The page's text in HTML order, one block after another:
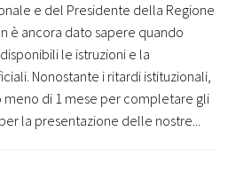
e del Presidente della Regione
è ancora dato sapere quando
le istruzioni e la
Nonostante i ritardi istituzionali,
meno di 1 mese per completare gli
la presentazione delle nostre...